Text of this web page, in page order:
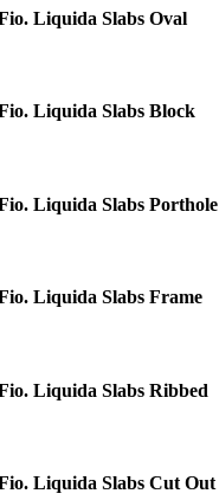
Liquida Slabs Oval
Liquida Slabs Block
Liquida Slabs Porthole
Liquida Slabs Frame
Liquida Slabs Ribbed
Liquida Slabs Cut Out